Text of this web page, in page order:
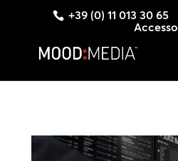
+39 (0) 11 013 30 65
Accesso